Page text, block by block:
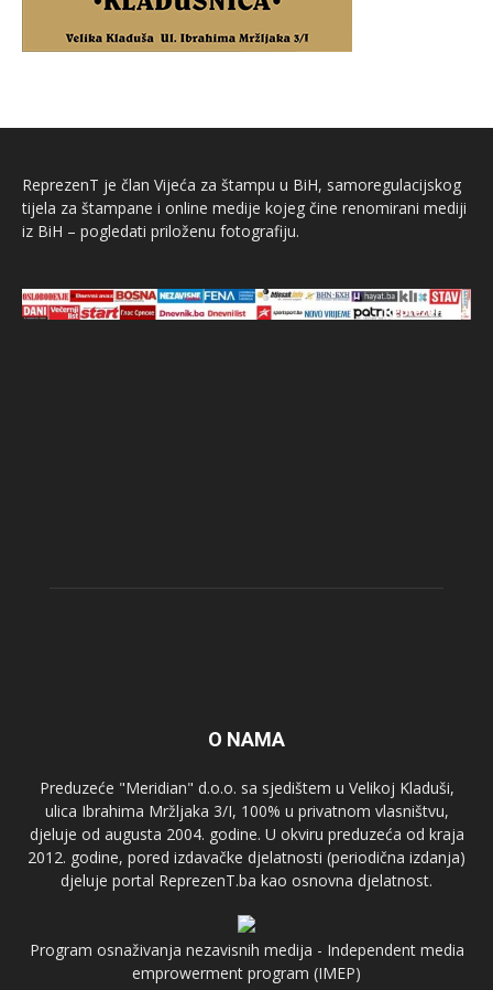
ReprezenT je član Vijeća za štampu u BiH, samoregulacijskog
tijela za štampane i online medije kojeg čine renomirani mediji
iz BiH – pogledati priloženu fotografiju.
O NAMA
Preduzeće "Meridian" d.o.o. sa sjedištem u Velikoj Kladuši,
ulica Ibrahima Mržljaka 3/I, 100% u privatnom vlasništvu,
djeluje od augusta 2004. godine. U okviru preduzeća od kraja
2012. godine, pored izdavačke djelatnosti (periodična izdanja)
djeluje portal ReprezenT.ba kao osnovna djelatnost.
Program osnaživanja nezavisnih medija - Independent media
emprowerment program (IMEP)